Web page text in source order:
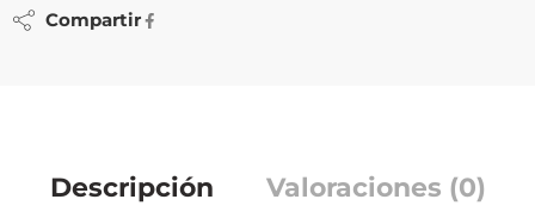
Compartir
Descripción Valoraciones (0)